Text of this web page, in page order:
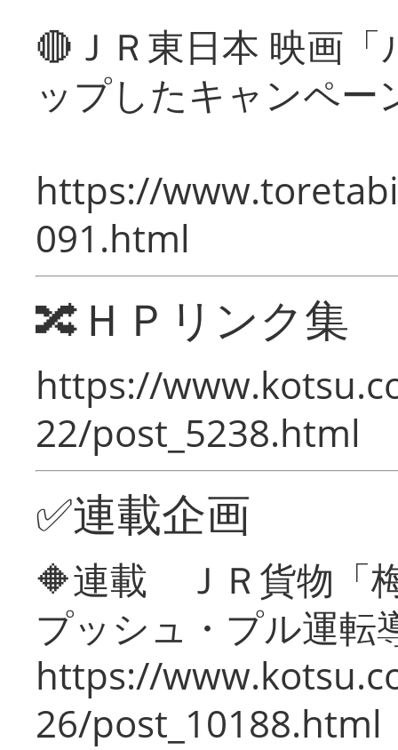
🔴ＪＲ東日本 映画
ップしたキャンペー
https://
091.html
🔀ＨＰリンク集
https://
22/post_5238.html
✅連載企画
🔶連載 ＪＲ貨物「
プッシュ・プル運転
https://
26/post_10188.html